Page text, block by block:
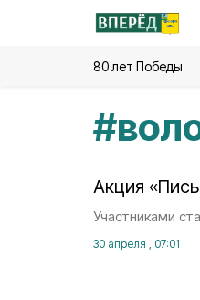
80 лет Победы
#
Акция
Участниками
30 апреля , 07:01